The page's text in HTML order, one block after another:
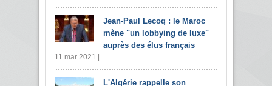
Jean-Paul Lecoq : le Maroc
mène "un lobbying de luxe"
auprès des élus français
11 mar 2021 |
L'Algérie rappelle son